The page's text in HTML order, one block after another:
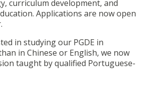
curriculum development, and
Applications are now open
in studying our PGDE in
in Chinese or English, we now
taught by qualified Portuguese-